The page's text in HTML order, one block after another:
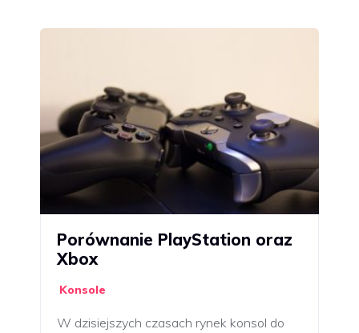
Porównanie PlayStation oraz
Xbox
Konsole
W dzisiejszych czasach rynek konsol do